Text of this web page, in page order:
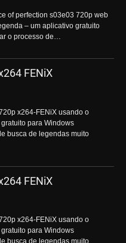
of perfection s03e03 720p web
– um aplicativo gratuito
o processo de…
FENiX
x264-FENiX usando o
para Windows
busca de legendas muito
FENiX
x264-FENiX usando o
para Windows
busca de legendas muito